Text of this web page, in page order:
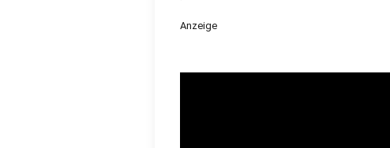
Anzeige